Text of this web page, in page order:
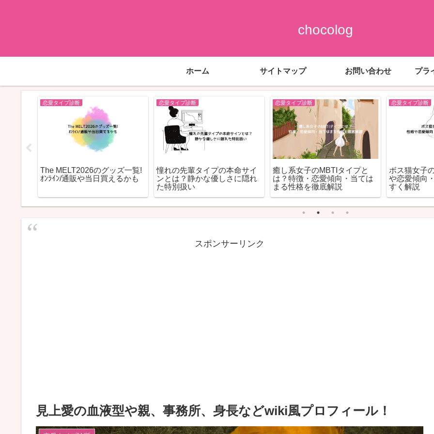
chocolog
ホーム サイトマップ お問い合わせ プラ
恋愛タイプ診断
The MELT2026のグッズ一覧!
ｵﾝﾗｲﾝ/通販や当日買えるかも
恋愛タイプ診断
憧れの先輩タイプの本命サイ
ンとは？静かな優しさに隠れ
た特別扱い
恋愛タイプ診断
癒し系女子のMBTIタイプと
は？特徴・恋愛傾向・当ては
まる性格を徹底解説
恋愛タイプ診断
ボス猫女子
や恋愛傾向
すく解説
スポンサーリンク
見上愛の血液型や親、事務所、身長などwiki風プロフィール！